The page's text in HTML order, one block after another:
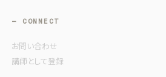
— CONNECT
お問い合わせ
講師として登録